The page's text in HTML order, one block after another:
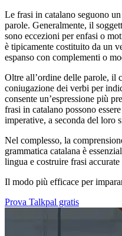
Le frasi in catalano seguono
parole. Generalmente, il
sono eccezioni per enfasi o
è tipicamente costituito da un
espanso con complementi o
Oltre all’ordine delle parole, il
coniugazione dei verbi per
consente un’espressione più
frasi in catalano possono
imperative, a seconda del loro
Nel complesso, la
grammatica catalana è
lingua e costruire frasi
Il modo più efficace per
Prova Talkpal gratis